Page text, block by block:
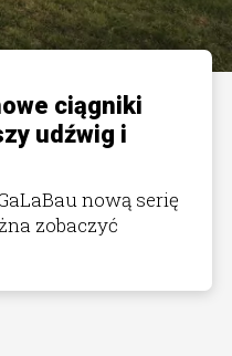
ciągniki
udźwig i
nową serię
zobaczyć